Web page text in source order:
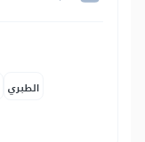
الطبري